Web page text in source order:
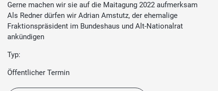
Gerne machen wir sie auf die Maitagung 2022 aufmerksam
Als Redner dürfen wir Adrian Amstutz, der ehemalige
Fraktionspräsident im Bundeshaus und Alt-Nationalrat
ankündigen
Typ:
Öffentlicher Termin